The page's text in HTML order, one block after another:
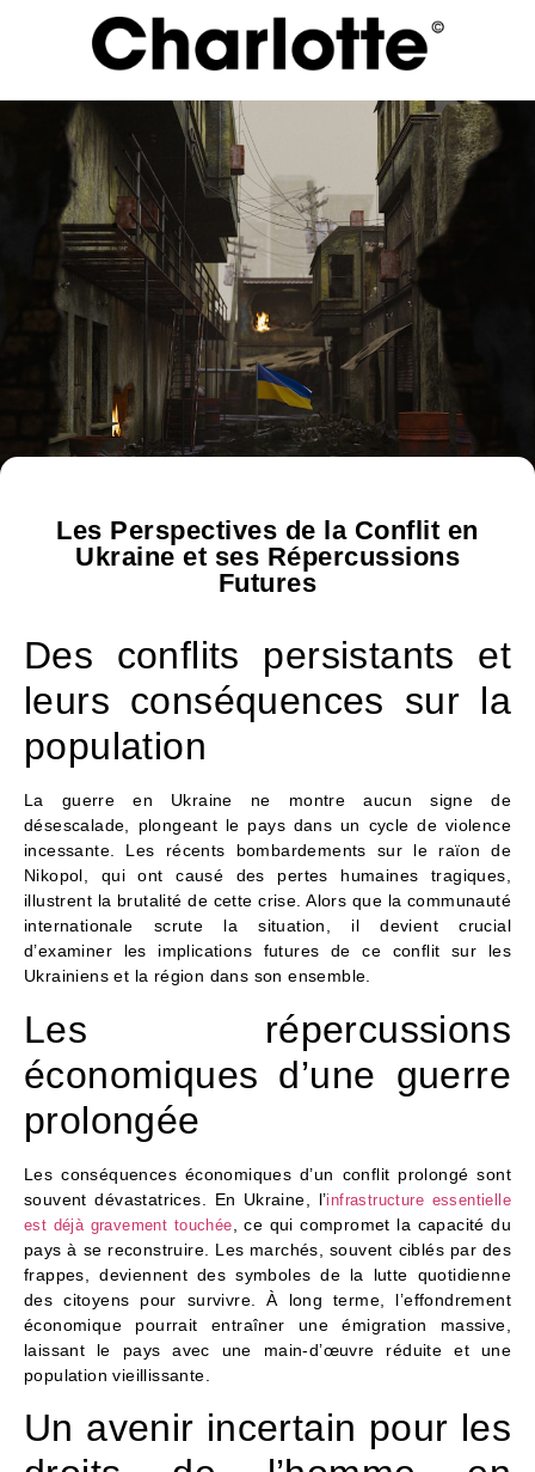
Les Perspectives de la Conflit en
Ukraine et ses Répercussions
Futures
Des conflits persistants et
leurs conséquences sur la
population
La guerre en Ukraine ne montre aucun signe de
désescalade, plongeant le pays dans un cycle de violence
incessante. Les récents bombardements sur le raïon de
Nikopol, qui ont causé des pertes humaines tragiques,
illustrent la brutalité de cette crise. Alors que la communauté
internationale scrute la situation, il devient crucial
d’examiner les implications futures de ce conflit sur les
Ukrainiens et la région dans son ensemble.
Les répercussions
économiques d’une guerre
prolongée
Les conséquences économiques d’un conflit prolongé sont
souvent dévastatrices. En Ukraine, l’infrastructure essentielle
est déjà gravement touchée , ce qui compromet la capacité du
pays à se reconstruire. Les marchés, souvent ciblés par des
frappes, deviennent des symboles de la lutte quotidienne
des citoyens pour survivre. À long terme, l’effondrement
économique pourrait entraîner une émigration massive,
laissant le pays avec une main-d’œuvre réduite et une
population vieillissante.
Un avenir incertain pour les